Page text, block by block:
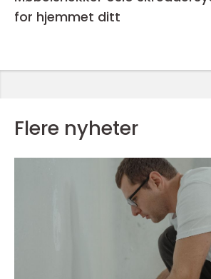
for hjemmet ditt
Flere nyheter